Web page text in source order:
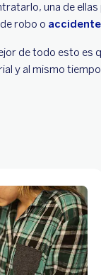
una de
robo o
de todo esto es
y al mismo